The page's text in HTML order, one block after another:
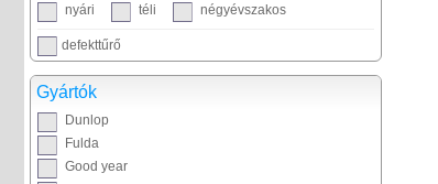
nyári téli négyévszakos
defekttűrő
Gyártók
Dunlop
Fulda
Good year